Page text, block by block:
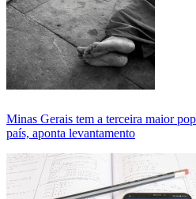
Minas Gerais tem a terceira maior
país, aponta levantamento